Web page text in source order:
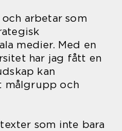
arbetar som
medier. Med en
har jag fått en
kan
målgrupp och
som inte bara